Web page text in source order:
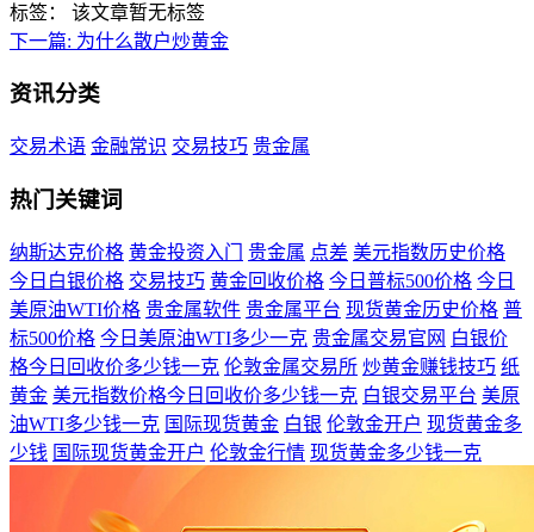
标签：
该文章暂无标签
下一篇: 为什么散户炒黄金
资讯分类
交易术语 金融常识 交易技巧 贵金属
热门关键词
纳斯达克价格 黄金投资入门 贵金属 点差 美元指数历史价格
今日白银价格 交易技巧 黄金回收价格 今日普标500价格 今日
美原油WTI价格 贵金属软件 贵金属平台 现货黄金历史价格 普
标500价格 今日美原油WTI多少一克 贵金属交易官网 白银价
格今日回收价多少钱一克 伦敦金属交易所 炒黄金赚钱技巧 纸
黄金 美元指数价格今日回收价多少钱一克 白银交易平台 美原
油WTI多少钱一克 国际现货黄金 白银 伦敦金开户 现货黄金多
少钱 国际现货黄金开户 伦敦金行情 现货黄金多少钱一克